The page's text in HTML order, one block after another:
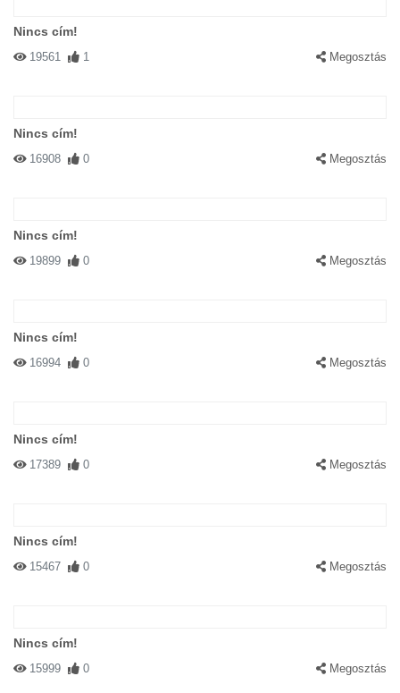
Nincs cím!
19561 1 Megosztás
Nincs cím!
16908 0 Megosztás
Nincs cím!
19899 0 Megosztás
Nincs cím!
16994 0 Megosztás
Nincs cím!
17389 0 Megosztás
Nincs cím!
15467 0 Megosztás
Nincs cím!
15999 0 Megosztás